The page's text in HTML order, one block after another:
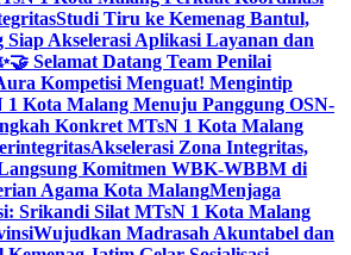
Studi Tiru ke Kemenag Bantul,
Akselerasi Aplikasi Layanan dan
Selamat Datang Team Penilai
Kompetisi Menguat! Mengintip
1 Kota Malang Menuju Panggung OSN-
Konkret MTsN 1 Kota Malang
Akselerasi Zona Integritas,
Komitmen WBK-WBBM di
Agama Kota MalangMenjaga
Srikandi Silat MTsN 1 Kota Malang
Wujudkan Madrasah Akuntabel dan